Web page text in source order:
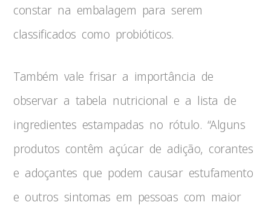
constar na embalagem para serem
classificados como probióticos.
Também vale frisar a importância de
observar a tabela nutricional e a lista de
ingredientes estampadas no rótulo. “Alguns
produtos contêm açúcar de adição, corantes
e adoçantes que podem causar estufamento
e outros sintomas em pessoas com maior